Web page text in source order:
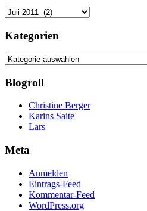
Archiv
Kategorien
Kategorien
Blogroll
Christine Berger
Karins Saite
Lars
Meta
Anmelden
Eintrags-Feed
Kommentar-Feed
WordPress.org